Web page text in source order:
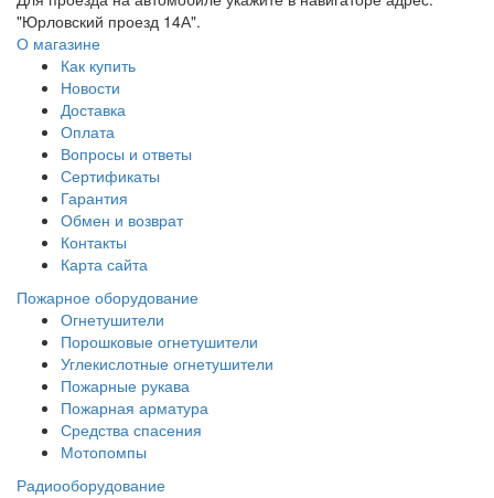
"Юрловский проезд 14А".
О магазине
Как купить
Новости
Доставка
Оплата
Вопросы и ответы
Сертификаты
Гарантия
Обмен и возврат
Контакты
Карта сайта
Пожарное оборудование
Огнетушители
Порошковые огнетушители
Углекислотные огнетушители
Пожарные рукава
Пожарная арматура
Средства спасения
Мотопомпы
Радиооборудование